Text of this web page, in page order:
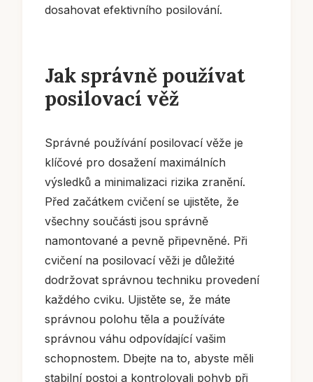
dosahovat efektivního posilování.
Jak správně používat
posilovací věž
Správné používání posilovací věže je
klíčové pro dosažení maximálních
výsledků a minimalizaci rizika zranění.
Před začátkem cvičení se ujistěte, že
všechny součásti jsou správně
namontované a pevně připevněné. Při
cvičení na posilovací věži je důležité
dodržovat správnou techniku provedení
každého cviku. Ujistěte se, že máte
správnou polohu těla a používáte
správnou váhu odpovídající vašim
schopnostem. Dbejte na to, abyste měli
stabilní postoj a kontrolovali pohyb při